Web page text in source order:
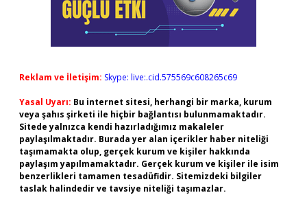
Reklam ve İletişim: Skype: live:.cid.575569c608265c69
Yasal Uyarı: Bu internet sitesi, herhangi bir marka, kurum
veya şahıs şirketi ile hiçbir bağlantısı bulunmamaktadır.
Sitede yalnızca kendi hazırladığımız makaleler
paylaşılmaktadır. Burada yer alan içerikler haber niteliği
taşımamakta olup, gerçek kurum ve kişiler hakkında
paylaşım yapılmamaktadır. Gerçek kurum ve kişiler ile isim
benzerlikleri tamamen tesadüfidir. Sitemizdeki bilgiler
taslak halindedir ve tavsiye niteliği taşımazlar.